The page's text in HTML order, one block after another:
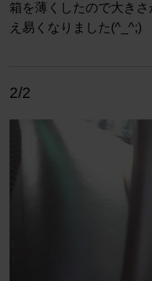
箱を薄くしたので大き
え易くなりました(^_^;)
2/2